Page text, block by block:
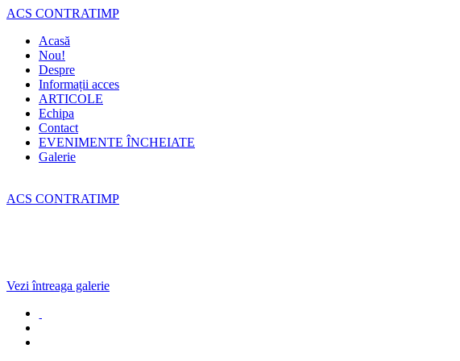
ACS CONTRATIMP
Acasă
Nou!
Despre
Informații acces
ARTICOLE
Echipa
Contact
EVENIMENTE ÎNCHEIATE
Galerie
ACS CONTRATIMP
Vezi întreaga galerie